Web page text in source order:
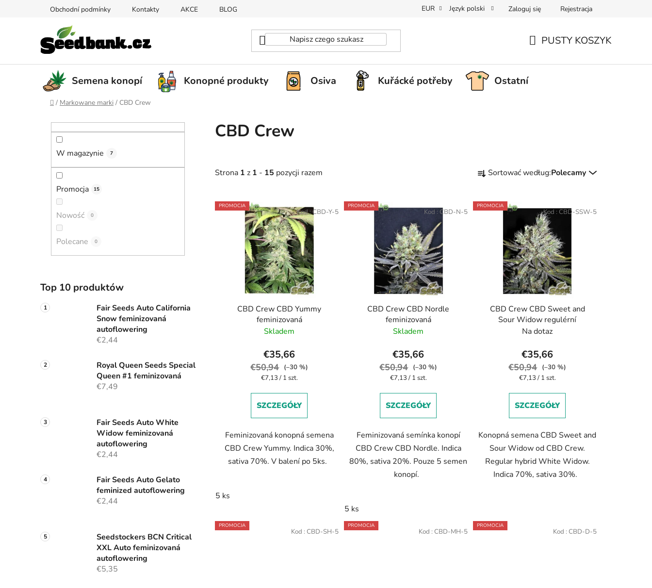
Obchodní podmínky Kontakty AKCE BLOG EUR Język polski Zaloguj się Rejestracja
PUSTY KOSZYK
Semena konopí Konopné produkty Osiva Kuřácké potřeby Ostatní
Home
/ Markowane marki / CBD Crew
W magazynie 7
Promocja 15
Nowość 0
Polecane 0
Top 10 produktów
Fair Seeds Auto California
Snow feminizovaná
autoflowering
€2,44
Royal Queen Seeds Special
Queen #1 feminizovaná
€7,49
Fair Seeds Auto White
Widow feminizovaná
autoflowering
€2,44
Fair Seeds Auto Gelato
feminized autoflowering
€2,44
Seedstockers BCN Critical
XXL Auto feminizovaná
autoflowering
€5,35
CBD Crew
Strona 1 z 1 - 15 pozycji razem
o
t
o
Sortować według:Polecamy
L
i
PROMOCJA
CBD Crew CBD Yummy
feminizovaná
Skladem
€35,66
€50,94 (–30 %)
Cena
€7,13 / 1 szt.
SZCZEGÓŁY
Feminizovaná konopná semena
CBD Crew Yummy. Indica 30%,
sativa 70%. V balení po 5ks.
5 ks
Kod :CBD-Y-5
PROMOCJA
CBD Crew CBD Nordle
feminizovaná
Skladem
€35,66
€50,94 (–30 %)
Cena
€7,13 / 1 szt.
SZCZEGÓŁY
Feminizovaná semínka konopí
CBD Crew CBD Nordle. Indica
80%, sativa 20%. Pouze 5 semen
konopí.
5 ks
Kod : CBD-N-5
PROMOCJA
CBD Crew CBD Sweet and
Sour Widow regulérní
Na dotaz
€35,66
€50,94 (–30 %)
Cena
€7,13 / 1 szt.
SZCZEGÓŁY
Konopná semena CBD Sweet and
Sour Widow od CBD Crew.
Regular hybrid White Widow.
Indica 70%, sativa 30%.
Kod : CBD-SSW-5
PROMOCJA
Kod : CBD-SH-5
PROMOCJA
Kod : CBD-MH-5
PROMOCJA
Kod : CBD-D-5